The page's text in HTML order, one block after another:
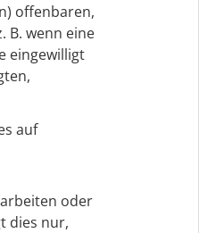
offenbaren,
B. wenn eine
eingewilligt
auf
oder
dies nur,